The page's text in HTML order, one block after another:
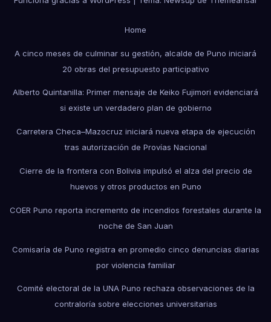
Home
A cinco meses de culminar su gestión, alcalde de Puno iniciará
20 obras del presupuesto participativo
Alberto Quintanilla: Primer mensaje de Keiko Fujimori evidenciará
si existe un verdadero plan de gobierno
Carretera Checa–Mazocruz iniciará nueva etapa de ejecución
tras autorización de Provías Nacional
Cierre de la frontera con Bolivia impulsó el alza del precio de
huevos y otros productos en Puno
COER Puno reporta incremento de incendios forestales durante la
noche de San Juan
Comisaría de Puno registra en promedio cinco denuncias diarias
por violencia familiar
Comité electoral de la UNA Puno rechaza observaciones de la
contraloría sobre elecciones universitarias